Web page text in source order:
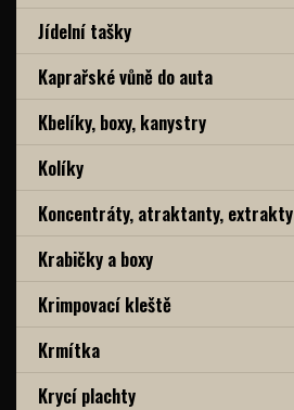
Jídelní tašky
Kaprařské vůně do auta
Kbelíky, boxy, kanystry
Kolíky
Koncentráty, atraktanty, extrakty
Krabičky a boxy
Krimpovací kleště
Krmítka
Krycí plachty